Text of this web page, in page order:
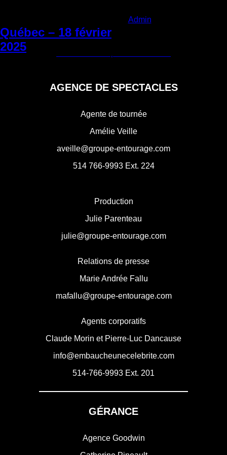
Québec – 18 février
2025
Admin
Categories:
de
AGENCE DE SPECTACLES
Agente de tournée
Amélie Veille
aveille@groupe-entourage.com
514 766-9993Ext. 224
Production
Julie Parenteau
julie@groupe-entourage.com
Relations de presse
Marie Andrée Fallu
mafallu@groupe-entourage.com
Agents corporatifs
Claude Morin et Pierre-Luc Dancause
info@embaucheunecelebrite.com
514-766-9993 Ext. 201
GÉRANCE
Agence Goodwin